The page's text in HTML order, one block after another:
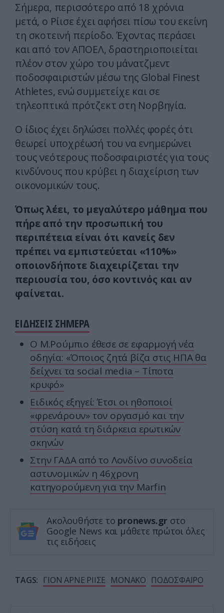
Σήμερα, περισσότερο από 18 χρόνια
μετά, ο Ρίισε έχει αφήσει πίσω του εκείνη
τη σκοτεινή περίοδο. Έχοντας περάσει
και από τον ΑΠΟΕΛ, δραστηριοποιείται
πλέον στον χώρο του μάνατζμεντ
ποδοσφαιριστών μέσω της Global Finest
Athletes, ενώ συμμετείχε και σε
τηλεοπτικά πρότζεκτ στη Νορβηγία.
Ο ίδιος έχει δηλώσει πολλές φορές ότι
θεωρεί υποχρέωσή του να ενημερώνει
τους νεότερους ποδοσφαιριστές για τους
κινδύνους που κρύβει η διαχείριση των
οικονομικών τους.
Όπως λέει, το μεγαλύτερο μάθημα που
πήρε από την προσωπική του
περιπέτεια είναι ότι κανείς δεν
πρέπει να εμπιστεύεται «110%»
οποιονδήποτε διαχειρίζεται την
περιουσία του, όσο κοντινός και αν
φαίνεται.
ΕΙΔΗΣΕΙΣ ΣΗΜΕΡΑ
Ο Μ.Ρούμπιο έθεσε σε εφαρμογή νέα
οδηγία: «Όποιος ζητά βίζα στις ΗΠΑ θα
δείχνει τα social media – Τίποτα
κρυφό»
Ειδικός εξηγεί: Έτσι οι ηθοποιοί
«φρενάρουν» τον οργασμό και την
στύση κατά τη διάρκεια ερωτικών
σκηνών
Στην ΓΑΔΑ από το Λονδίνο συνοδεία
αστυνομικών η 46χρονη
κατηγορούμενη για την Marfin
Ακολουθήστε το pronews.gr στο
Google News και μάθετε πρώτοι όλες
τις ειδήσεις
TAGS: ΓΙΟΝ ΑΡΝΕ ΡΙΙΣΕ ΜΟΝΑΚΟ ΠΟΔΟΣΦΑΙΡΟ